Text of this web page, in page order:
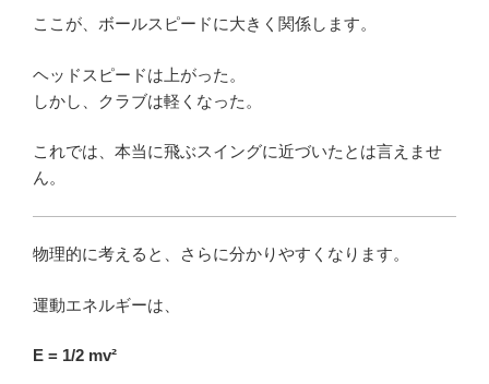
ここが、ボールスピードに大きく関係します。
ヘッドスピードは上がった。
しかし、クラブは軽くなった。
これでは、本当に飛ぶスイングに近づいたとは言えませ
ん。
物理的に考えると、さらに分かりやすくなります。
運動エネルギーは、
E = 1/2 mv²